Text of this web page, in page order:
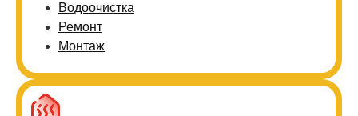
Водоочистка
Ремонт
Монтаж